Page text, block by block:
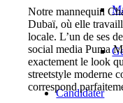
Candidater
Notre mannequin
Dubaï, où elle
locale. L’un de ses
social media Puma
exactement le look
streetstyle moderne
correspond